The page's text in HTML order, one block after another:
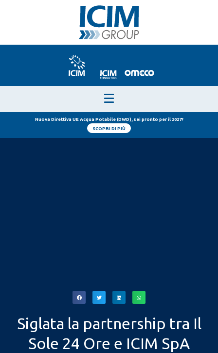
Nuova Direttiva UE Acqua Potabile (DWD), sei pronto per il 2027?
SCOPRI DI PIÙ
Siglata la partnership tra Il
Sole 24 Ore e ICIM SpA